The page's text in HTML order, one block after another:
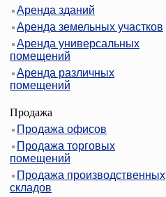
Аренда зданий
Аренда земельных участков
Аренда универсальных
помещений
Аренда различных
помещений
Продажа
Продажа офисов
Продажа торговых
помещений
Продажа производственных
складов